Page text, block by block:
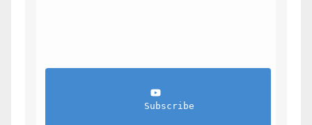
                Subscribe